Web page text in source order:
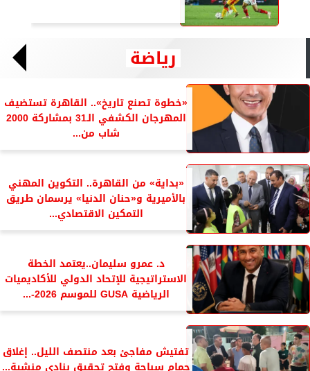
رياضة
«خطوة تصنع تاريخ».. القاهرة تستضيف
المهرجان الكشفي الـ31 بمشاركة 2000
شاب من...
«بداية» من القاهرة.. التكوين المهني
بالأميرية و«حنان الدنيا» يرسمان طريق
التمكين الاقتصادي...
د. عمرو سليمان..يعتمد الخطة
الاستراتيجية للإتحاد الدولي للأكاديميات
الرياضية GUSA للموسم 2026-...
تفتيش مفاجئ بعد منتصف الليل.. إغلاق
حمام سباحة وفتح تحقيق بنادي منشية...